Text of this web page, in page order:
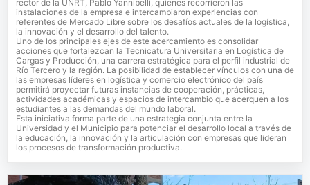
rector de la UNRT, Pablo Yannibelli, quienes recorrieron las
instalaciones de la empresa e intercambiaron experiencias con
referentes de Mercado Libre sobre los desafíos actuales de la logística,
la innovación y el desarrollo del talento.
Uno de los principales ejes de este acercamiento es consolidar
acciones que fortalezcan la Tecnicatura Universitaria en Logística de
Cargas y Producción, una carrera estratégica para el perfil industrial de
Río Tercero y la región. La posibilidad de establecer vínculos con una de
las empresas líderes en logística y comercio electrónico del país
permitirá proyectar futuras instancias de cooperación, prácticas,
actividades académicas y espacios de intercambio que acerquen a los
estudiantes a las demandas del mundo laboral.
Esta iniciativa forma parte de una estrategia conjunta entre la
Universidad y el Municipio para potenciar el desarrollo local a través de
la educación, la innovación y la articulación con empresas que lideran
los procesos de transformación productiva.